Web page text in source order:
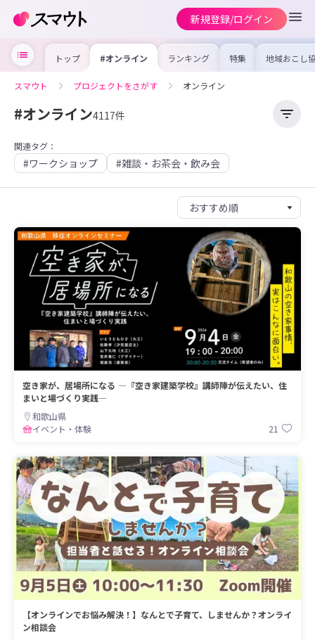
新規登録/ログイン
トップ #オンライン ランキング 特集 地域おこし
の求人やイ
を集めまし
けよう
スマウト プロジェクトをさがす オンライン
#オンライン4117件
関連タグ：
#ワークショップ #雑談・お茶会・飲み会
空き家が、居場所になる ―『空き家建築学校』講師陣が伝えたい、住
まいと場づくり実践―
和歌山県
イベント・体験
21
【オンラインでお悩み解決！】なんとで子育て、しませんか？オンライ
ン相談会